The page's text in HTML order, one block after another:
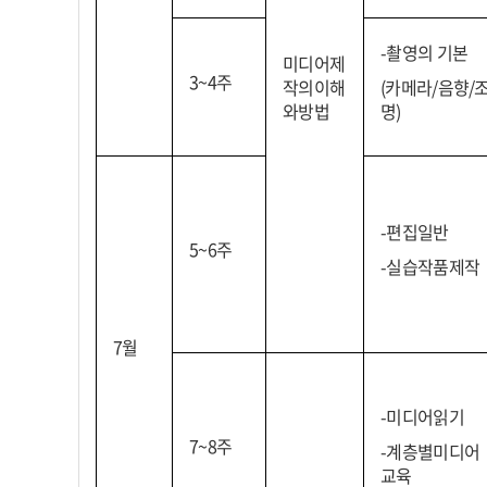
미디어제
작의이해
와방법
3~4주
-촬영의 기본
(카메라/음향/
명)
7월
5~6주
-편집일반
-실습작품제작
7~8주
-미디어읽기
-계층별미디어
교육